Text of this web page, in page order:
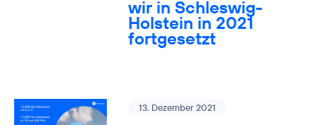
wir in Schleswig-
Holstein in 2021
fortgesetzt
13. Dezember 2021